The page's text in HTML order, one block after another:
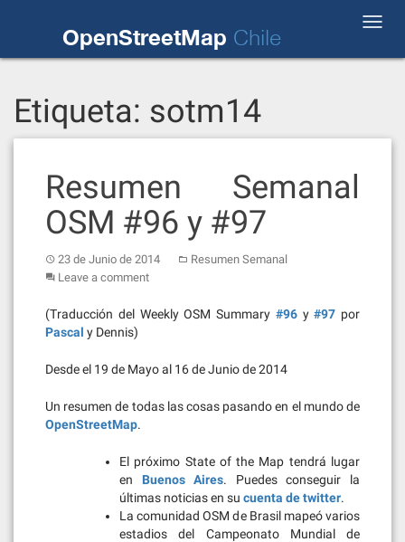
OpenStreetMap Chile
Etiqueta: sotm14
Resumen Semanal
OSM #96 y #97
23 de Junio de 2014
Resumen Semanal
Leave a comment
(Traducción del Weekly OSM Summary #96y#97 por
Pascal y Dennis)
Desde el 19 de Mayo al 16 de Junio de 2014
Un resumen de todas las cosas pasando en el mundo de
OpenStreetMap.
El próximo State of the Map tendrá lugar
en Buenos Aires. Puedes conseguir la
últimas noticias en su cuenta de twitter.
La comunidad OSM de Brasil mapeó varios
estadios del Campeonato Mundial de